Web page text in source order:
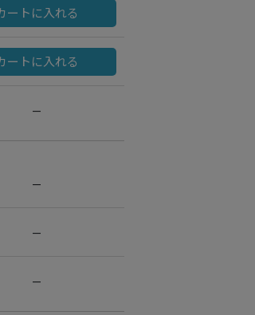
ートに入れる
ートに入れる
—
—
—
—